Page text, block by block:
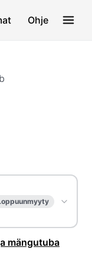
Ohje
mängutuba